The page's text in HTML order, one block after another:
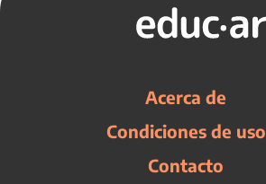
Acerca de
Condiciones de uso
Contacto